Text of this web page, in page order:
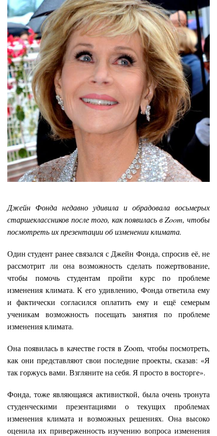
Джейн Фонда недавно удивила и обрадовала восьмерых
старшеклассников после того, как появилась в Zoom, чтобы
посмотреть их презентации об изменении климата.
Один студент ранее связался с Джейн Фонда, спросив её, не
рассмотрит ли она возможность сделать пожертвование,
чтобы помочь студентам пройти курс по проблеме
изменения климата. К его удивлению, Фонда ответила ему
и фактически согласился оплатить ему и ещё семерым
ученикам возможность посещать занятия по проблеме
изменения климата.
Она появилась в качестве гостя в Zoom, чтобы посмотреть,
как они представляют свои последние проекты, сказав: «Я
так горжусь вами. Взгляните на себя. Я просто в восторге».
Фонда, тоже являющаяся активисткой, была очень тронута
студенческими презентациями о текущих проблемах
изменения климата и возможных решениях. Она высоко
оценила их приверженность изучению вопроса изменения